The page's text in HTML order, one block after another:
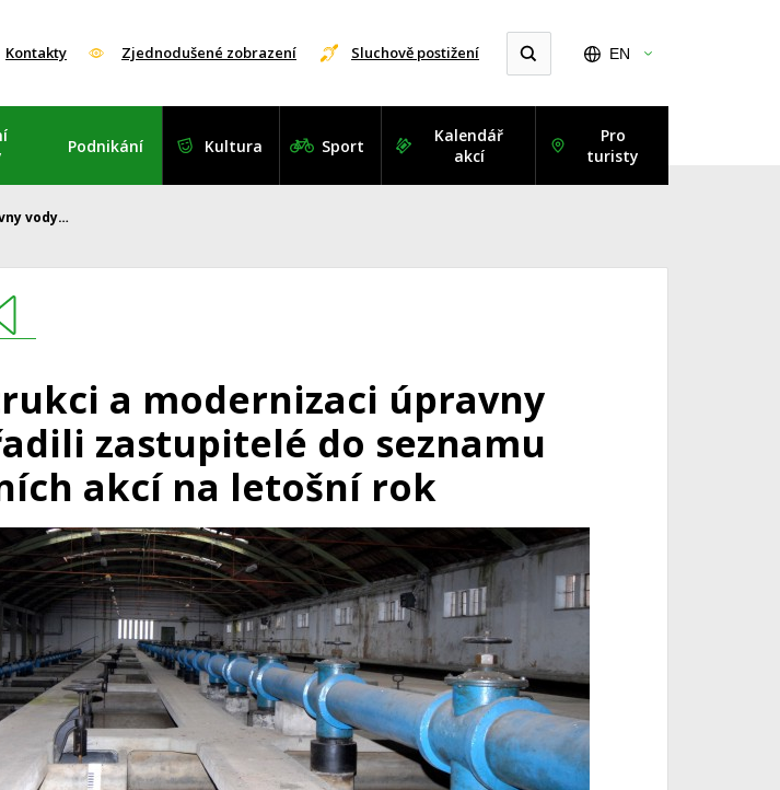
Kontakty Zjednodušené zobrazení Sluchově postižení EN
Podnikání Kultura Sport
Kalendář
akcí
Pro
turisty
vody…
a modernizaci úpravny
zastupitelé do seznamu
akcí na letošní rok